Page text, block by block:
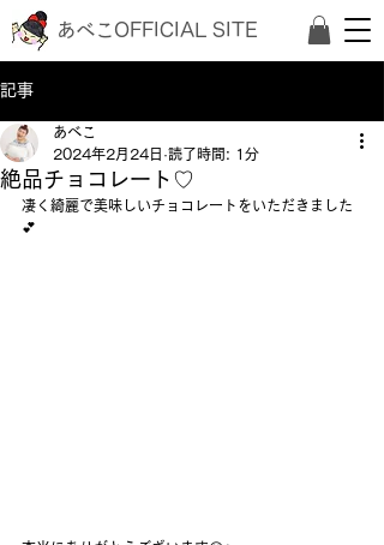
あべこOFFICIAL SITE
記事
絶品チョコレート♡
あべこ
2024年2月24日 読了時間: 1分
凄く綺麗で美味しいチョコレートをいただきました
💕